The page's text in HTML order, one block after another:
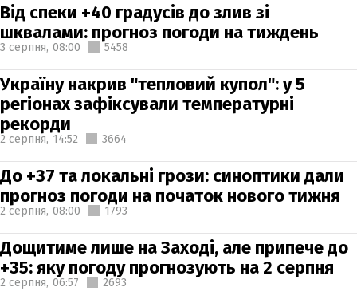
Від спеки +40 градусів до злив зі
шквалами: прогноз погоди на тиждень
3 серпня, 08:00 5458
Україну накрив "тепловий купол": у 5
регіонах зафіксували температурні
рекорди
2 серпня, 14:52 3664
До +37 та локальні грози: синоптики дали
прогноз погоди на початок нового тижня
2 серпня, 08:00 1793
Дощитиме лише на Заході, але припече до
+35: яку погоду прогнозують на 2 серпня
2 серпня, 06:57 2693